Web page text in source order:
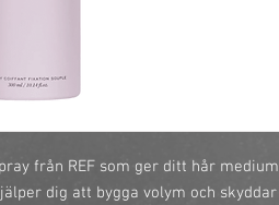
från REF som ger ditt hår medium
dig att bygga volym och skyddar